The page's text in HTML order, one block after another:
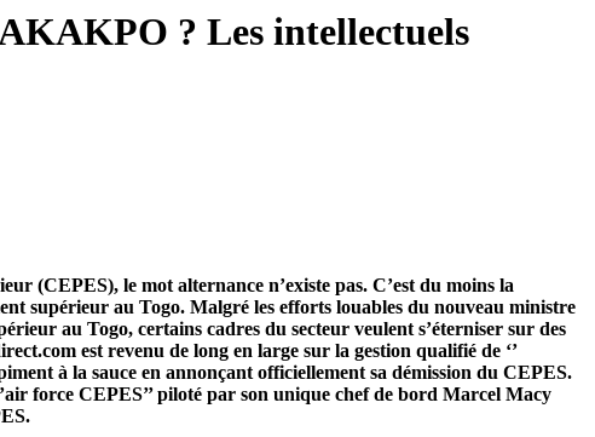
? Les intellectuels
(CEPES), le mot alternance n’existe pas. C’est du moins la
supérieur au Togo. Malgré les efforts louables du nouveau ministre
au Togo, certains cadres du secteur veulent s’éterniser sur des
est revenu de long en large sur la gestion qualifié de ‘’
à la sauce en annonçant officiellement sa démission du CEPES.
force CEPES’’ piloté par son unique chef de bord Marcel Macy